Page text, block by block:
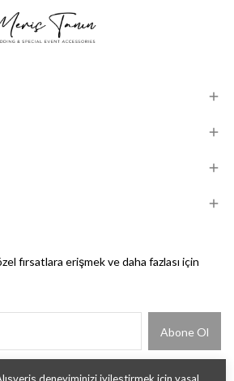
fırsatlara erişmek ve daha fazlası için
Abone Ol